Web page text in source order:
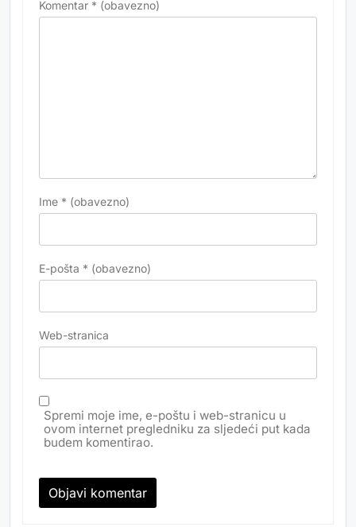
Komentar * (obavezno)
Ime * (obavezno)
E-pošta * (obavezno)
Web-stranica
Spremi moje ime, e-poštu i web-stranicu u
ovom internet pregledniku za sljedeći put kada
budem komentirao.